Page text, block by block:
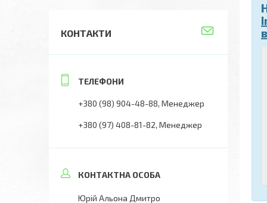
КОНТАКТИ
+380 (98) 904-48-88 Менеджер
+380 (97) 408-81-82 Менеджер
Юрій Альона Дмитро